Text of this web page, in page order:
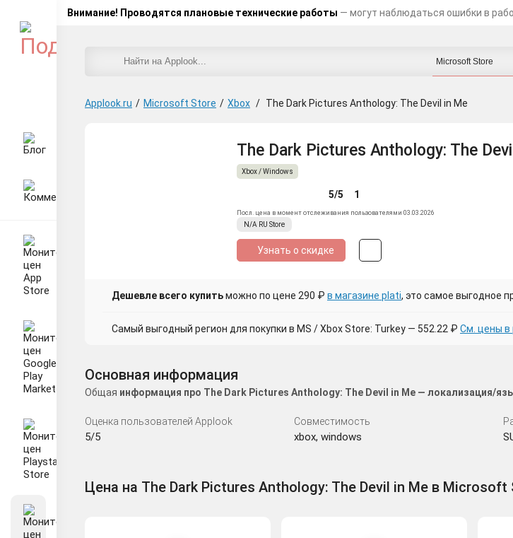
Внимание! Проводятся плановые технические работы — могут наблюдаться ошибки в
Applook.ru / Microsoft Store / Xbox / The Dark Pictures Anthology: The Devil in Me
The Dark Pictures Anthology: The
Xbox / Windows
5/5 1
Посл. цена в момент отслеживания пользователями 03.03.2026
N/A RU Store
Узнать о скидке
Дешевле всего купитьможно по цене 290 ₽ в магазине plati, это самое выгодное
Самый выгодный регион для покупки в MS / Xbox Store: Turkey — 552.22 ₽ См. цены в
Основная информация
Общая информация про The Dark Pictures Anthology: The Devil in Me — локализация/
Оценка пользователей Applook
5/5
Совместимость
xbox, windows
Цена на The Dark Pictures Anthology: The Devil in Me в Microsoft